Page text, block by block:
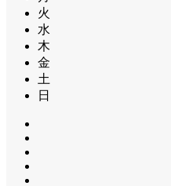
火
水
木
金
土
日